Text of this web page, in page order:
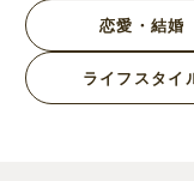
恋愛・結婚
ライフスタイ